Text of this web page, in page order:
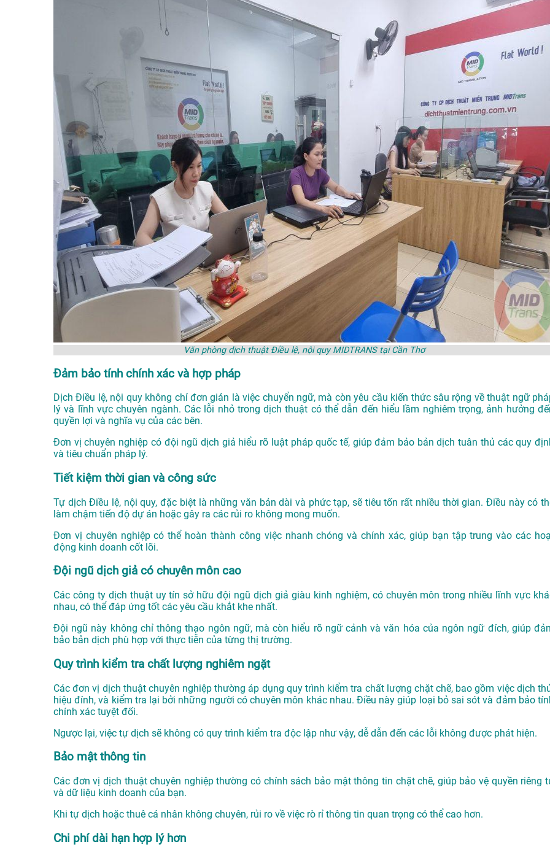
Văn phòng dịch thuật Điều lệ, nội quy MIDTRANS tại Cần Thơ
Đảm bảo tính chính xác và hợp pháp
Dịch Điều lệ, nội quy không chỉ đơn giản là việc chuyển ngữ, mà còn yêu cầu kiến thức sâu rộng về thuật ngữ
lý và lĩnh vực chuyên ngành. Các lỗi nhỏ trong dịch thuật có thể dẫn đến hiểu lầm nghiêm trọng, ảnh hưởng
quyền lợi và nghĩa vụ của các bên.
Đơn vị chuyên nghiệp có đội ngũ dịch giả hiểu rõ luật pháp quốc tế, giúp đảm bảo bản dịch tuân thủ các quy
và tiêu chuẩn pháp lý.
Tiết kiệm thời gian và công sức
Tự dịch Điều lệ, nội quy, đặc biệt là những văn bản dài và phức tạp, sẽ tiêu tốn rất nhiều thời gian. Điều này có
làm chậm tiến độ dự án hoặc gây ra các rủi ro không mong muốn.
Đơn vị chuyên nghiệp có thể hoàn thành công việc nhanh chóng và chính xác, giúp bạn tập trung vào các
động kinh doanh cốt lõi.
Đội ngũ dịch giả có chuyên môn cao
Các công ty dịch thuật uy tín sở hữu đội ngũ dịch giả giàu kinh nghiệm, có chuyên môn trong nhiều lĩnh vực
nhau, có thể đáp ứng tốt các yêu cầu khắt khe nhất.
Đội ngũ này không chỉ thông thạo ngôn ngữ, mà còn hiểu rõ ngữ cảnh và văn hóa của ngôn ngữ đích, giúp
bảo bản dịch phù hợp với thực tiễn của từng thị trường.
Quy trình kiểm tra chất lượng nghiêm ngặt
Các đơn vị dịch thuật chuyên nghiệp thường áp dụng quy trình kiểm tra chất lượng chặt chẽ, bao gồm việc dịch
hiệu đính, và kiểm tra lại bởi những người có chuyên môn khác nhau. Điều này giúp loại bỏ sai sót và đảm bảo
chính xác tuyệt đối.
Ngược lại, việc tự dịch sẽ không có quy trình kiểm tra độc lập như vậy, dễ dẫn đến các lỗi không được phát hiện.
Bảo mật thông tin
Các đơn vị dịch thuật chuyên nghiệp thường có chính sách bảo mật thông tin chặt chẽ, giúp bảo vệ quyền riêng
và dữ liệu kinh doanh của bạn.
Khi tự dịch hoặc thuê cá nhân không chuyên, rủi ro về việc rò rỉ thông tin quan trọng có thể cao hơn.
Chi phí dài hạn hợp lý hơn